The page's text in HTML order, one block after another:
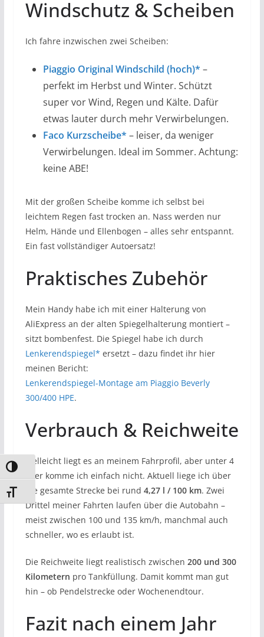
Umschalten auf hohe Kontraste
Schrift vergrößern
Windschutz & Scheiben
Ich fahre inzwischen zwei Scheiben:
Piaggio Original Windschild (hoch)* –
perfekt im Herbst und Winter. Schützt
super vor Wind, Regen und Kälte. Dafür
etwas lauter durch mehr Verwirbelungen.
Faco Kurzscheibe* – leiser, da weniger
Verwirbelungen. Ideal im Sommer. Achtung:
keine ABE!
Mit der großen Scheibe komme ich selbst bei
leichtem Regen fast trocken an. Nass werden nur
Helm, Hände und Ellenbogen – alles sehr entspannt.
Ein fast vollständiger Autoersatz!
Praktisches Zubehör
Mein Handy habe ich mit einer Halterung von
AliExpress an der alten Spiegelhalterung montiert –
sitzt bombenfest. Die Spiegel habe ich durch
Lenkerendspiegel* ersetzt – dazu findet ihr hier
meinen Bericht:
Lenkerendspiegel-Montage am Piaggio Beverly
300/400 HPE.
Verbrauch & Reichweite
Vielleicht liegt es an meinem Fahrprofil, aber unter 4
Liter komme ich einfach nicht. Aktuell liege ich über
die gesamte Strecke bei rund 4,27 l / 100 km. Zwei
Drittel meiner Fahrten laufen über die Autobahn –
meist zwischen 100 und 135 km/h, manchmal auch
schneller, wo es erlaubt ist.
Die Reichweite liegt realistisch zwischen 200 und 300
Kilometern pro Tankfüllung. Damit kommt man gut
hin – ob Pendelstrecke oder Wochenendtour.
Fazit nach einem Jahr